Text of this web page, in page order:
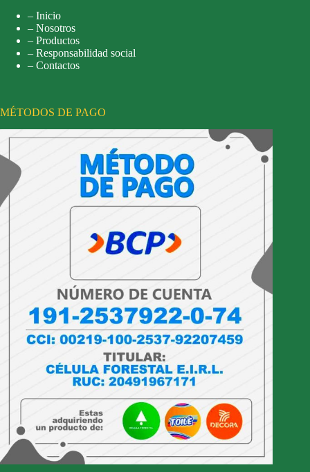
– Inicio
– Nosotros
– Productos
– Responsabilidad social
– Contactos
MÉTODOS DE PAGO